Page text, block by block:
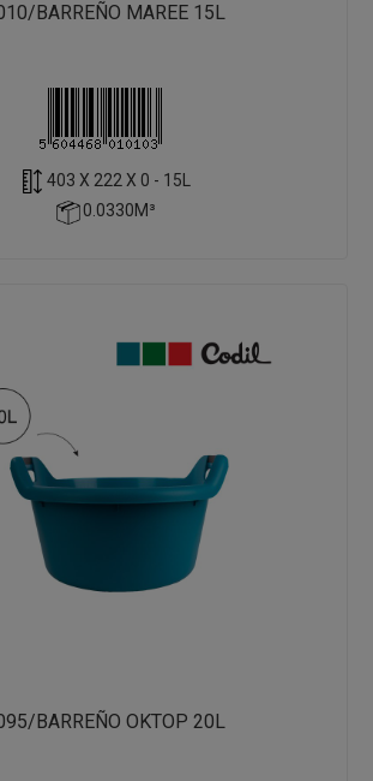
BARREÑO MAREE 15L
403 X 222 X 0 - 15L
0.0330M³
BARREÑO OKTOP 20L